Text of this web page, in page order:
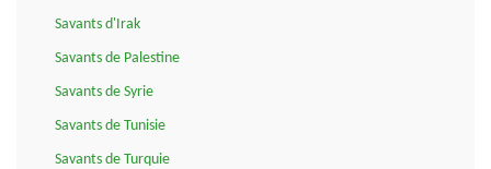
Savants d'Irak
Savants de Palestine
Savants de Syrie
Savants de Tunisie
Savants de Turquie